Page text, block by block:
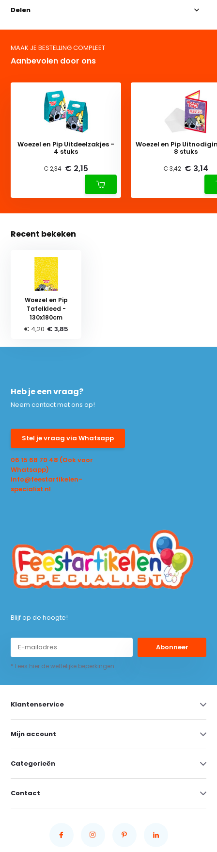
Delen
MAAK JE BESTELLING COMPLEET
Aanbevolen door ons
Woezel en Pip Uitdeelzakjes -
4 stuks
€ 2,34 € 2,15
Woezel en Pip
8 stuks
€ 3,42 € 3,14
Recent bekeken
Woezel en Pip
Tafelkleed -
130x180cm
€ 4,20 € 3,85
Heb je een vraag?
Neem contact met ons op!
Stel je vraag via Whatsapp
06 15 68 70 48 (Ook voor
Whatsapp)
info@feestartikelen-
specialist.nl
Blijf op de hoogte!
Abonneer
* Lees hier de wettelijke beperkingen
Klantenservice
Mijn account
Categorieën
Contact